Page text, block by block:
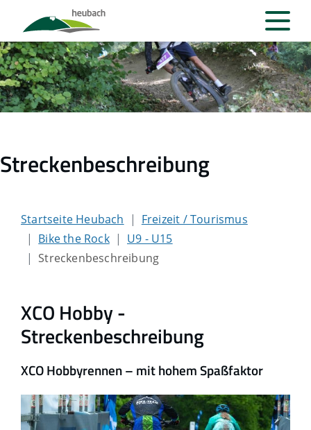
Streckenbeschreibung
Startseite Heubach
Freizeit / Tourismus
Bike the Rock
U9 - U15
Streckenbeschreibung
XCO Hobby -
Streckenbeschreibung
XCO Hobbyrennen – mit hohem Spaßfaktor